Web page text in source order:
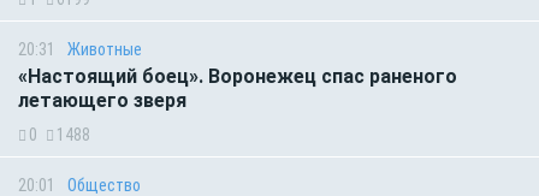
20:31 Животные
«Настоящий боец». Воронежец спас раненого
летающего зверя
0 1488
20:01 Общество